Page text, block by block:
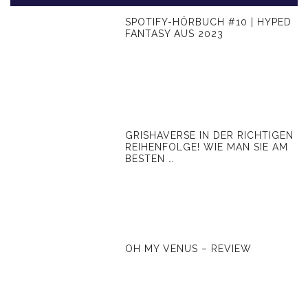
SPOTIFY-HÖRBUCH #10 | HYPED
FANTASY AUS 2023
GRISHAVERSE IN DER RICHTIGEN
REIHENFOLGE! WIE MAN SIE AM
BESTEN …
OH MY VENUS – REVIEW